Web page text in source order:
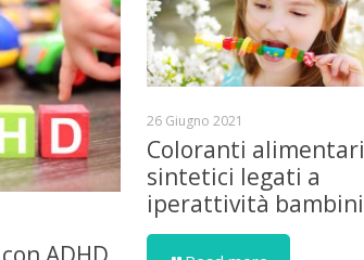
26 Giugno 2021
Coloranti alimentari
sintetici legati a
iperattività bambini